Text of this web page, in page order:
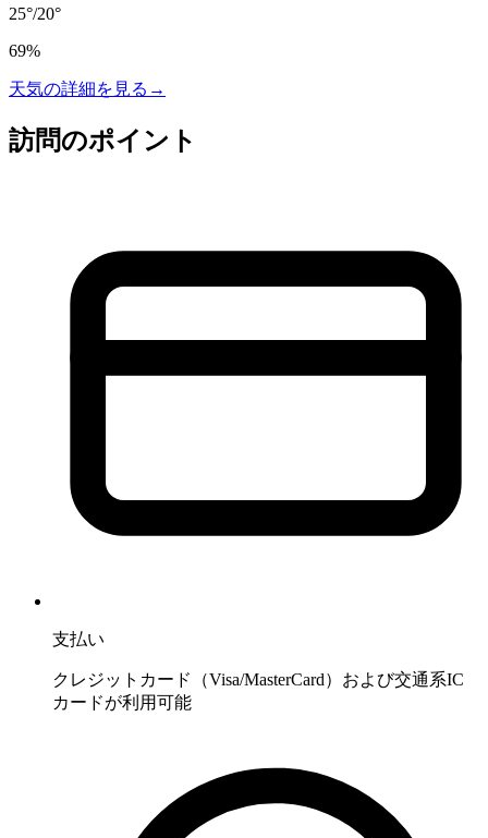
25°/20°
69%
天気の詳細を見る →
訪問のポイント
支払い
クレジットカード（Visa/MasterCard）および交通系IC
カードが利用可能